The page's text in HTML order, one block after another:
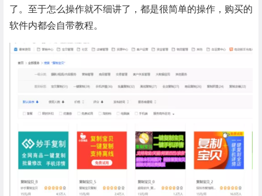
了。至于怎么操作就不细讲了，都是很简单的操作，购买的
软件内都会自带教程。